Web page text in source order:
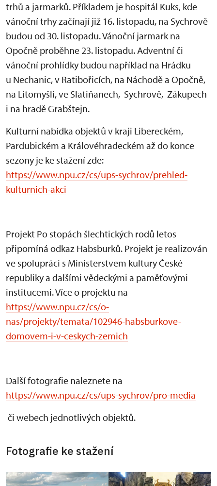
trhů a jarmarků. Příkladem je hospitál Kuks, kde
vánoční trhy začínají již 16. listopadu, na Sychrově
budou od 30. listopadu. Vánoční jarmark na
Opočně proběhne 23. listopadu. Adventní či
vánoční prohlídky budou například na Hrádku
u Nechanic, v Ratibořicích, na Náchodě a Opočně,
na Litomyšli, ve Slatiňanech, Sychrově, Zákupech
i na hradě Grabštejn.
Kulturní nabídka objektů v kraji Libereckém,
Pardubickém a Královéhradeckém až do konce
sezony je ke stažení zde:
https://www.npu.cz/cs/ups-sychrov/prehled-
kulturnich-akci
Projekt Po stopách šlechtických rodů letos
připomíná odkaz Habsburků. Projekt je realizován
ve spolupráci s Ministerstvem kultury České
republiky a dalšími vědeckými a paměťovými
institucemi. Více o projektu na
https://www.npu.cz/cs/o-
nas/projekty/temata/102946-habsburkove-
domovem-i-v-ceskych-zemich
Další fotografie naleznete na
https://www.npu.cz/cs/ups-sychrov/pro-media
či webech jednotlivých objektů.
Fotografie ke stažení